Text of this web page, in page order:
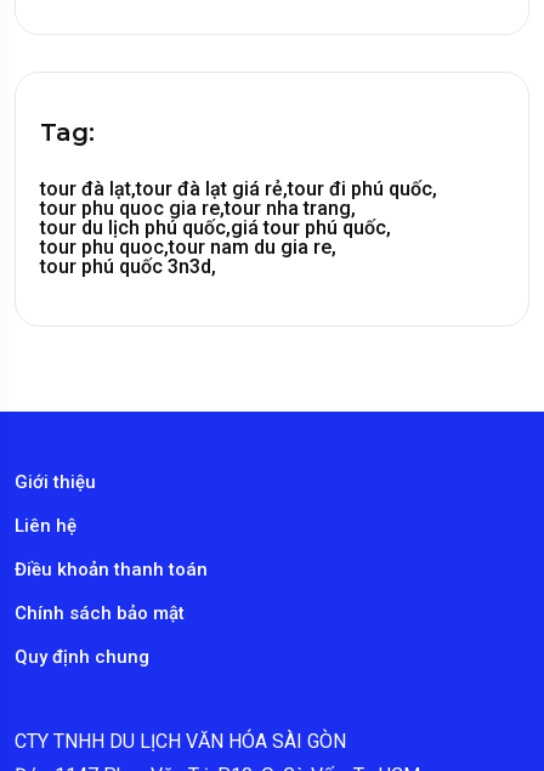
Tag:
tour đà lạt,tour đà lạt giá rẻ,tour đi phú quốc,
tour phu quoc gia re,tour nha trang,
tour du lịch phú quốc,giá tour phú quốc,
tour phu quoc,tour nam du gia re,
tour phú quốc 3n3d,
Giới thiệu
Liên hệ
Điều khoản thanh toán
Chính sách bảo mật
Quy định chung
CTY TNHH DU LỊCH VĂN HÓA SÀI GÒN